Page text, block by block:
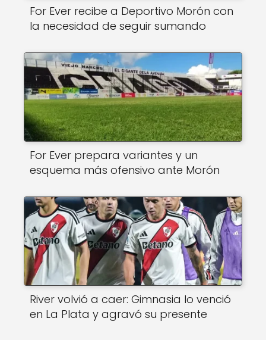
For Ever recibe a Deportivo Morón con
la necesidad de seguir sumando
For Ever prepara variantes y un
esquema más ofensivo ante Morón
River volvió a caer: Gimnasia lo venció
en La Plata y agravó su presente